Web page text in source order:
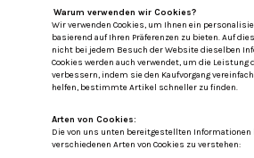
Warum verwenden wir Cookies?
Wir verwenden Cookies, um Ihnen ein
basierend auf Ihren Präferenzen zu bieten.Auf
nicht bei jedem Besuch der Website dieselben
Cookies werden auch verwendet, um die Leistung
verbessern, indem sie den Kaufvorgang
helfen, bestimmte Artikel schneller zu finden.
Arten von Cookies:
Die von uns unten bereitgestellten Informationen
verschiedenen Arten von Cookies zu verstehen: